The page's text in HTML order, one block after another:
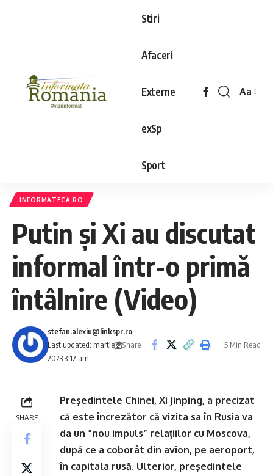
Stiri
Afaceri
Externe
exSp
Sport
Aa
INFORMATECA.RO
Putin și Xi au discutat
informal într-o primă
întâlnire (Video)
Last updated: martie 21,
2023 3:12 am
stefan.alexiu@linkspr.ro
Share
5 Min Read
SHARE
Preşedintele Chinei, Xi Jinping, a precizat
că este încrezător că vizita sa în Rusia va
da un ”nou impuls” relaţiilor cu Moscova,
după ce a coborât din avion, pe aeroport,
în capitala rusă. Ulterior, preşedintele